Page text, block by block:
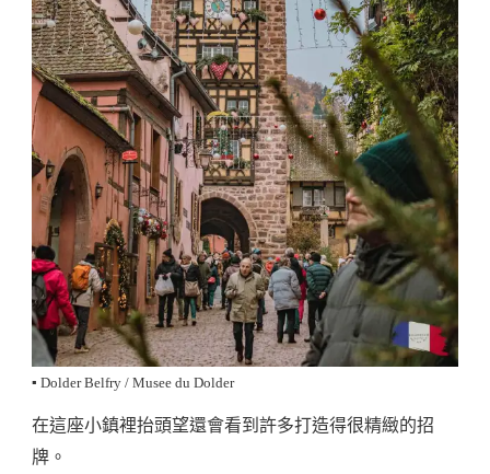
▪️ Dolder Belfry / Musee du Dolder
在這座小鎮裡抬頭望還會看到許多打造得很精緻的招
牌。